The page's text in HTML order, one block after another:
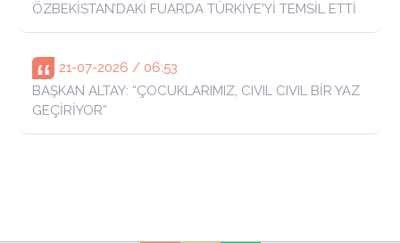
ÖZBEKİSTAN’DAKİ FUARDA TÜRKİYE'Yİ TEMSİL ETTİ
21-07-2026 / 06:53
BAŞKAN ALTAY: “ÇOCUKLARIMIZ, CIVIL CIVIL BİR YAZ
GEÇİRİYOR”